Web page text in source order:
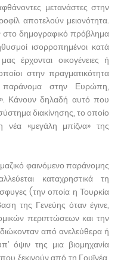
μετανάστες στην
αποτελούν μειονότητα.
στο δημογραφικό πρόβλημα
ισορροπημένοι κατά
έρχονται οικογένειες ή
στην πραγματικότητα
παράνομα στην Ευρώπη,
Κάνουν δηλαδή αυτό που
διακίνησης, το οποίο
νέα «μεγάλη μπίζνα» της
φαινόμενο παράνομης
καταχρηστικά τη
(την οποία η Τουρκία
της Γενεύης όταν έγινε,
περιπτώσεων και την
από ανελεύθερα ή
όψιν της μια βιομηχανία
ξεκινούν από τη Γουϊνέα,